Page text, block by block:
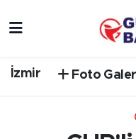
İzmir Foto